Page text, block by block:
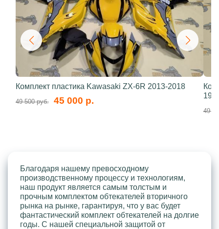
Комплект пластика Kawasaki ZX-6R 2013-2018
49 500 руб. 45 000 р.
49
Благодаря нашему превосходному
производственному процессу и технологиям,
наш продукт является самым толстым и
прочным комплектом обтекателей вторичного
рынка на рынке, гарантируя, что у вас будет
фантастический комплект обтекателей на долгие
годы. С нашей специальной защитой от